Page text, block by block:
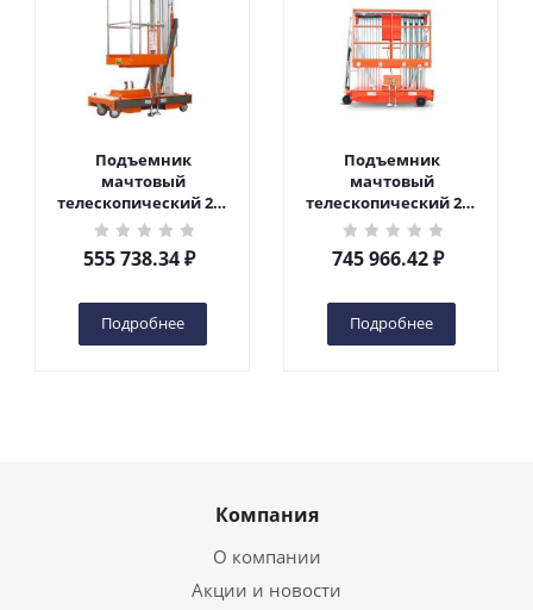
Подъемник
мачтовый
телескопический 200
кг 6 м TOR GTWY6-200S
DC 2-мачтовый
(автономный) (G) в
555 738.34₽
Подробнее
Подъемник
мачтовый
телескопический 200
кг 10 м TOR GTWY10-
200S DC 2-мачтовый
(автономный) (N) в
745 966.42₽
Подробнее
Компания
О компании
Акции и новости